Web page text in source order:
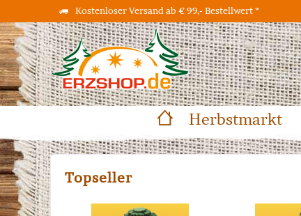
Kostenloser Versand ab € 99,- Bestellwert *
Herbstmarkt
Topseller